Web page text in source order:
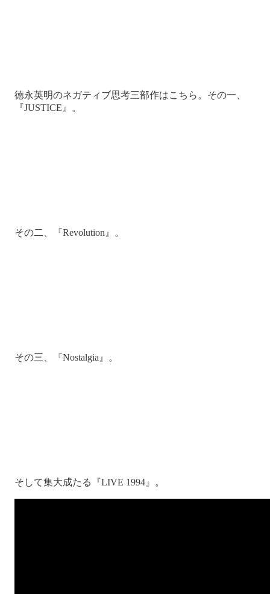
徳永英明のネガティブ思考三部作はこちら。その一、
『JUSTICE』。
その二、『Revolution』。
その三、『Nostalgia』。
そして集大成たる『LIVE 1994』。